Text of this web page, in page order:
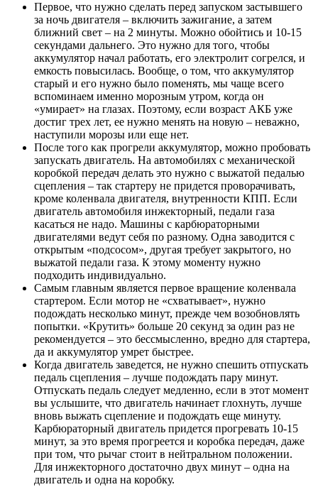
Первое, что нужно сделать перед запуском застывшего
за ночь двигателя – включить зажигание, а затем
ближний свет – на 2 минуты. Можно обойтись и 10-15
секундами дальнего. Это нужно для того, чтобы
аккумулятор начал работать, его электролит согрелся, и
емкость повысилась. Вообще, о том, что аккумулятор
старый и его нужно было поменять, мы чаще всего
вспоминаем именно морозным утром, когда он
«умирает» на глазах. Поэтому, если возраст АКБ уже
достиг трех лет, ее нужно менять на новую – неважно,
наступили морозы или еще нет.
После того как прогрели аккумулятор, можно пробовать
запускать двигатель. На автомобилях с механической
коробкой передач делать это нужно с выжатой педалью
сцепления – так стартеру не придется проворачивать,
кроме коленвала двигателя, внутренности КПП. Если
двигатель автомобиля инжекторный, педали газа
касаться не надо. Машины с карбюраторными
двигателями ведут себя по разному. Одна заводится с
открытым «подсосом», другая требует закрытого, но
выжатой педали газа. К этому моменту нужно
подходить индивидуально.
Самым главным является первое вращение коленвала
стартером. Если мотор не «схватывает», нужно
подождать несколько минут, прежде чем возобновлять
попытки. «Крутить» больше 20 секунд за один раз не
рекомендуется – это бессмысленно, вредно для стартера,
да и аккумулятор умрет быстрее.
Когда двигатель заведется, не нужно спешить отпускать
педаль сцепления – лучше подождать пару минут.
Отпускать педаль следует медленно, если в этот момент
вы услышите, что двигатель начинает глохнуть, лучше
вновь выжать сцепление и подождать еще минуту.
Карбюраторный двигатель придется прогревать 10-15
минут, за это время прогреется и коробка передач, даже
при том, что рычаг стоит в нейтральном положении.
Для инжекторного достаточно двух минут – одна на
двигатель и одна на коробку.